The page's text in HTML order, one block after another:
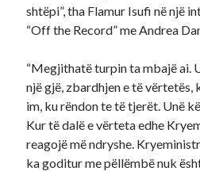
shtëpi”, tha Flamur Isufi në një
“Off the Record” me Andrea
“Megjithatë turpin ta mbajë ai.
një gjë, zbardhjen e të vërtetës,
im, ku rëndon te të tjerët. Unë
Kur të dalë e vërteta edhe
reagojë më ndryshe.
ka goditur me pëllëmbë nuk